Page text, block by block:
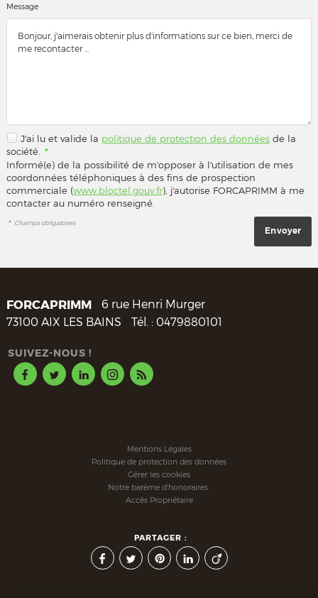
Message
J'ai lu et valide la politique de protection des donnéesde la
société.
*
Informé(e) de la possibilité de m'opposer à l'utilisation de mes
coordonnées téléphoniques à des fins de prospection
commerciale (www.bloctel.gouv.fr), j'autorise FORCAPRIMM à me
contacter au numéro renseigné.
* Champs obligatoires
FORCAPRIMM
6 rue Henri Murger
73100 AIX LES BAINS Tél. : 0479880101
SUIVEZ-NOUS !
Mentions Légales
Politique de protection des données
Gérer les cookies
Notre barème d'honoraires
Accès Propriétaire
PARTAGER :